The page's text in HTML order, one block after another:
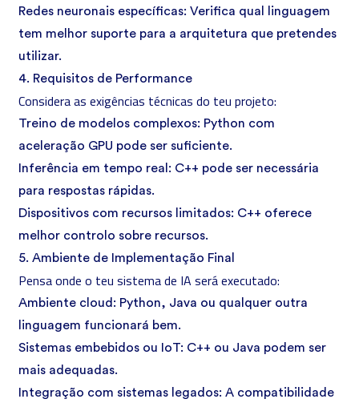
Redes neuronais específicas: Verifica qual linguagem
tem melhor suporte para a arquitetura que pretendes
utilizar.
4. Requisitos de Performance
Considera as exigências técnicas do teu projeto:
Treino de modelos complexos: Python com
aceleração GPU pode ser suficiente.
Inferência em tempo real: C++ pode ser necessária
para respostas rápidas.
Dispositivos com recursos limitados: C++ oferece
melhor controlo sobre recursos.
5. Ambiente de Implementação Final
Pensa onde o teu sistema de IA será executado:
Ambiente cloud: Python, Java ou qualquer outra
linguagem funcionará bem.
Sistemas embebidos ou IoT: C++ ou Java podem ser
mais adequadas.
Integração com sistemas legados: A compatibilidade